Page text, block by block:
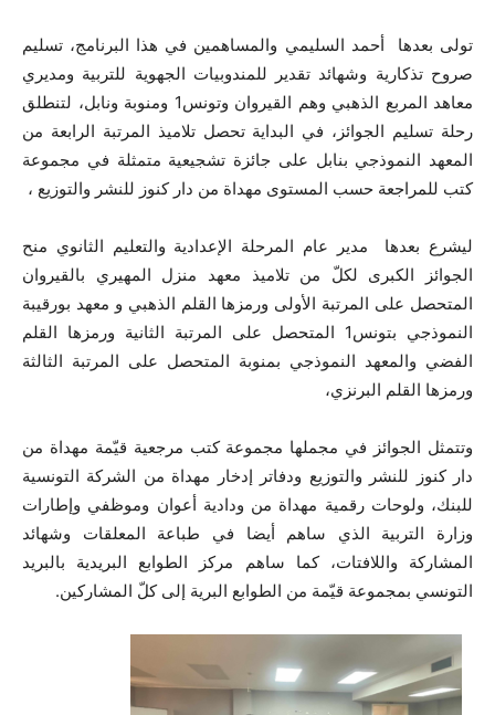
تولى بعدها أحمد السليمي والمساهمين في هذا البرنامج، تسليم
صروح تذكارية وشهائد تقدير للمندوبيات الجهوية للتربية ومديري
معاهد المربع الذهبي وهم القيروان وتونس1 ومنوبة ونابل، لتنطلق
رحلة تسليم الجوائز، في البداية تحصل تلاميذ المرتبة الرابعة من
المعهد النموذجي بنابل على جائزة تشجيعية متمثلة في مجموعة
كتب للمراجعة حسب المستوى مهداة من دار كنوز للنشر والتوزيع ،
ليشرع بعدها مدير عام المرحلة الإعدادية والتعليم الثانوي منح
الجوائز الكبرى لكلّ من تلاميذ معهد منزل المهيري بالقيروان
المتحصل على المرتبة الأولى ورمزها القلم الذهبي و معهد بورقيبة
النموذجي بتونس1 المتحصل على المرتبة الثانية ورمزها القلم
الفضي والمعهد النموذجي بمنوبة المتحصل على المرتبة الثالثة
ورمزها القلم البرنزي،
وتتمثل الجوائز في مجملها مجموعة كتب مرجعية قيّمة مهداة من
دار كنوز للنشر والتوزيع ودفاتر إدخار مهداة من الشركة التونسية
للبنك، ولوحات رقمية مهداة من ودادية أعوان وموظفي وإطارات
وزارة التربية الذي ساهم أيضا في طباعة المعلقات وشهائد
المشاركة واللافتات، كما ساهم مركز الطوابع البريدية بالبريد
التونسي بمجموعة قيّمة من الطوابع البرية إلى كلّ المشاركين.